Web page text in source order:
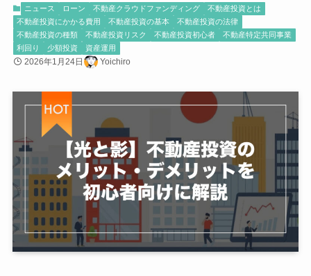
ニュース ローン 不動産クラウドファンディング
不動産投資とは
不動産投資にかかる費用
不動産投資の基本
不動産投資の法律
不動産投資の種類
不動産投資リスク 不動産投資初心者
不動産特定共同事業
利回り
少額投資 資産運用
2026年1月24日 Yoichiro